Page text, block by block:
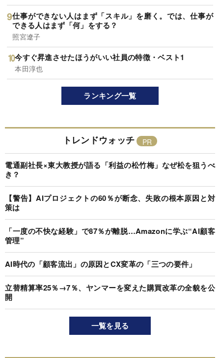
仕事ができない人はまず「スキル」を磨く。では、仕事が
できる人はまず「何」をする？
照宮遼子
今すぐ昇進させたほうがいい社員の特徴・ベスト1
本田淳也
ランキング一覧
トレンドウォッチ
電通副社長×東大教授が語る「利益の松竹梅」なぜ松を狙うべ
き？
【警告】AIプロジェクトの60％が断念、失敗の根本原因と対
策は
「一度の不快な経験」で87％が離脱…Amazonに学ぶ“AI顧客
管理”
AI時代の「顧客流出」の原因とCX変革の「三つの要件」
立替精算率25％→7％、ヤンマーを変えた購買改革の全貌を公
開
一覧を見る